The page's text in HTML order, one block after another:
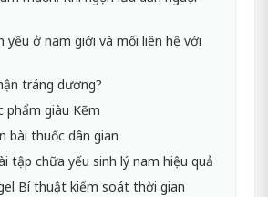
yếu ở nam giới và mối liên hệ với
tráng dương?
phẩm giàu Kẽm
bài thuốc dân gian
tập chữa yếu sinh lý nam hiệu quả
Bí thuật kiểm soát thời gian